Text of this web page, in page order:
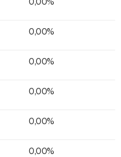
0,00%
0,00%
0,00%
0,00%
0,00%